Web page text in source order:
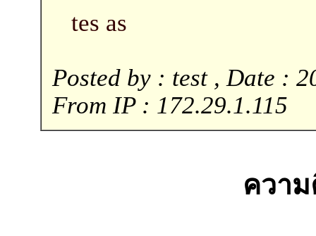
tes as
Posted by : test , Date :
From IP : 172.29.1.115
ควา